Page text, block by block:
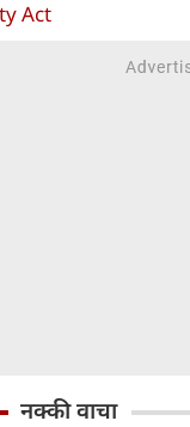
Act
नक्की वाचा